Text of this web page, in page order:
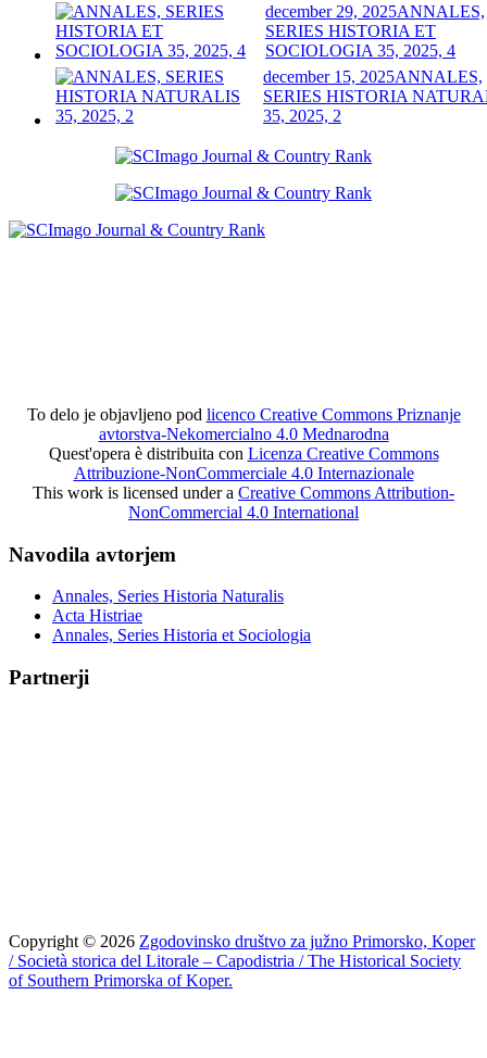
december 29, 2025ANNALES,
SERIES HISTORIA ET
SOCIOLOGIA 35, 2025, 4
december 15, 2025ANNALES,
SERIES HISTORIA
35, 2025, 2
To delo je objavljeno pod licenco Creative Commons Priznanje
avtorstva-Nekomercialno 4.0 Mednarodna
Quest'opera è distribuita con Licenza Creative Commons
Attribuzione-NonCommerciale 4.0 Internazionale
This work is licensed under a Creative Commons Attribution-
NonCommercial 4.0 International
Navodila avtorjem
Annales, Series Historia Naturalis
Acta Histriae
Annales, Series Historia et Sociologia
Partnerji
Copyright © 2026 Zgodovinsko društvo za južno Primorsko, Koper
/ Società storica del Litorale – Capodistria / The Historical Society
of Southern Primorska of Koper.